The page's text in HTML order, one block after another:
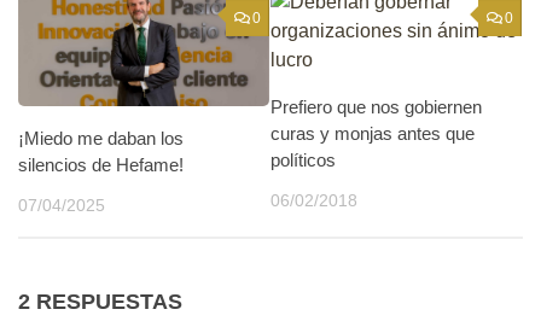
0
¡Miedo me daban los
silencios de Hefame!
07/04/2025
0
Prefiero que nos gobiernen
curas y monjas antes que
políticos
06/02/2018
2 RESPUESTAS